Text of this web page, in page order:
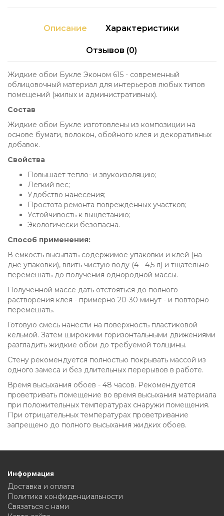
Описание Характеристики
Отзывов (0)
Жидкие обои Букле Эконом 615 - современный
облицовочный материал для интерьеров любых типов
помещений (жилых и административных).
Состав
Жидкие обои Букле изготовлены из композиции на
основе бумаги, волокон, обойного клея и декоративных
добавок.
Свойства
Повышает тепло- и звукоизоляцию;
Легкий вес;
Удобство нанесения;
Простота ремонта повреждённых участков;
Устойчивость к выцветанию;
Экологически безопасна.
Способ применения:
В ёмкость высыпать содержимое упаковки и клей (на
дне упаковки), влить чистую воду (4 - 4,5 л) и тщательно
перемешать до получения однородной массы.
Полученной массе дать отстояться до полного
растворения клея - примерно 20-30 минут - и повторно
перемешать.
Готовую смесь нанести на поверхность пластиковой
кельмой. Затем широкими горизонтальными движениями
разгладить жидкие обои до требуемой толщины.
Стену рекомендуется полностью покрывать массой из
одного замеса и без длительных перерывов в работе.
Время высыхания обоев - 48 часов. Рекомендуется
проветривать помещение во время высыхания материала
при положительных температурах снаружи помещения.
При отрицательных температурах проветривание
запрещено до полного высыхания жидких обоев.
Информация
Доставка и оплата
Политика конфиденциальности
Связаться с нами